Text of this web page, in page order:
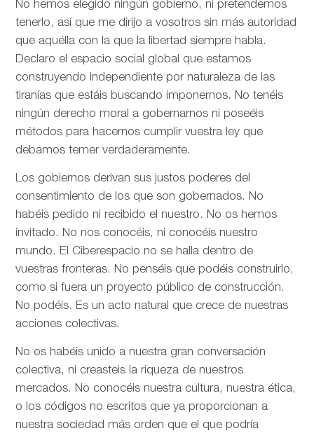
No hemos elegido ningún gobierno, ni pretendemos
tenerlo, así que me dirijo a vosotros sin más autoridad
que aquélla con la que la libertad siempre habla.
Declaro el espacio social global que estamos
construyendo independiente por naturaleza de las
tiranías que estáis buscando imponernos. No tenéis
ningún derecho moral a gobernarnos ni poseéis
métodos para hacernos cumplir vuestra ley que
debamos temer verdaderamente.
Los gobiernos derivan sus justos poderes del
consentimiento de los que son gobernados. No
habéis pedido ni recibido el nuestro. No os hemos
invitado. No nos conocéis, ni conocéis nuestro
mundo. El Ciberespacio no se halla dentro de
vuestras fronteras. No penséis que podéis construirlo,
como si fuera un proyecto público de construcción.
No podéis. Es un acto natural que crece de nuestras
acciones colectivas.
No os habéis unido a nuestra gran conversación
colectiva, ni creasteis la riqueza de nuestros
mercados. No conocéis nuestra cultura, nuestra ética,
o los códigos no escritos que ya proporcionan a
nuestra sociedad más orden que el que podría